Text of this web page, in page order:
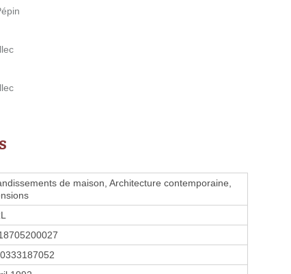
de maison, Architecture contemporaine,